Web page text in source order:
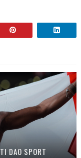
DAO SPORT